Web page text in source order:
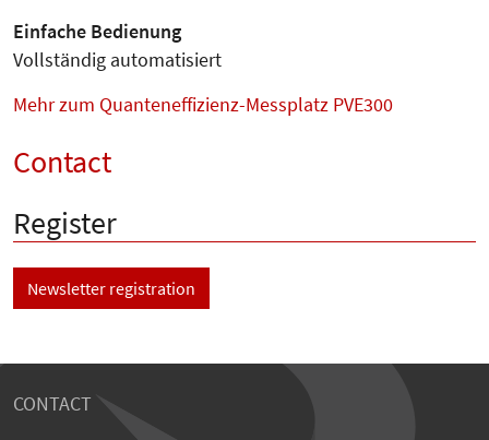
Einfache Bedienung
Vollständig automatisiert
Mehr zum Quanteneffizienz-Messplatz PVE300
Contact
Register
Newsletter registration
CONTACT